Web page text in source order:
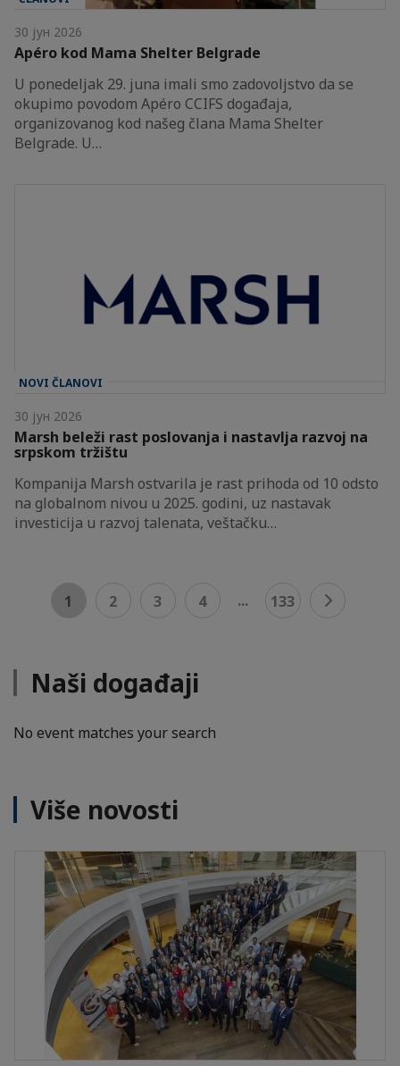
30 јун 2026
Apéro kod Mama Shelter Belgrade
U ponedeljak 29. juna imali smo zadovoljstvo da se
okupimo povodom Apéro CCIFS događaja,
organizovanog kod našeg člana Mama Shelter
Belgrade. U…
NOVI ČLANOVI
30 јун 2026
Marsh beleži rast poslovanja i nastavlja razvoj na
srpskom tržištu
Kompanija Marsh ostvarila je rast prihoda od 10 odsto
na globalnom nivou u 2025. godini, uz nastavak
investicija u razvoj talenata, veštačku…
1 2 3 4 ... 133
Naši događaji
No event matches your search
Više novosti